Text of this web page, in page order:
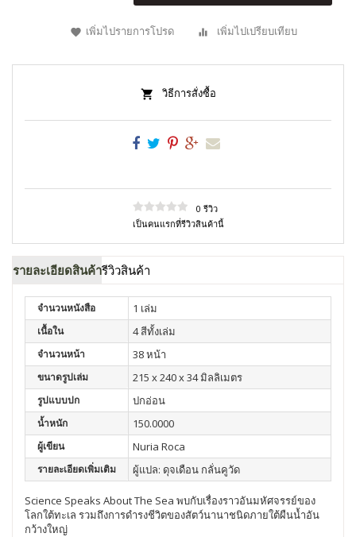
เพิ่มไปรายการโปรด เพิ่มไปเปรียบเทียบ
วิธีการสั่งซื้อ
0 รีวิว
เป็นคนแรกที่รีวิวสินค้านี้
รายละเอียดสินค้ารีวิวสินค้า
จำนวนหนังสือ 1 เล่ม
เนื้อใน 4 สีทั้งเล่ม
จำนวนหน้า 38 หน้า
ขนาดรูปเล่ม 215 x 240 x 34 มิลลิเมตร
รูปแบบปก ปกอ่อน
น้ำหนัก 150.0000
ผู้เขียน Nuria Roca
รายละเอียดเพิ่มเติม ผู้แปล: ดุจเดือน กลั่นคูวัด
Science Speaks About The Sea พบกับเรื่องราวอันมหัศจรรย์ของ
โลกใต้ทะเล รวมถึงการดำรงชีวิตของสัตว์นานาชนิดภายใต้ผืนน้ำอัน
กว้างใหญ่